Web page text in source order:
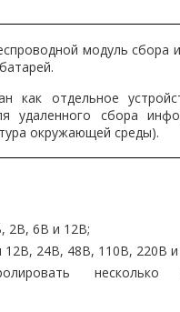
модуль сбора
как отдельное
удаленного сбора
окружающей среды).
2В, 6В и 12В;
24В, 48В, 110В, 220В
несколько